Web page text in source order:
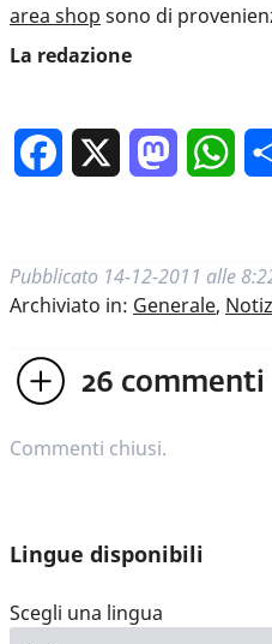
area shop sono di
La redazione
Facebook Mastodon
Pubblicato 14-12-2011 alle
Archiviato in: Generale,
26 commenti
Commenti chiusi.
Lingue disponibili
Scegli una lingua